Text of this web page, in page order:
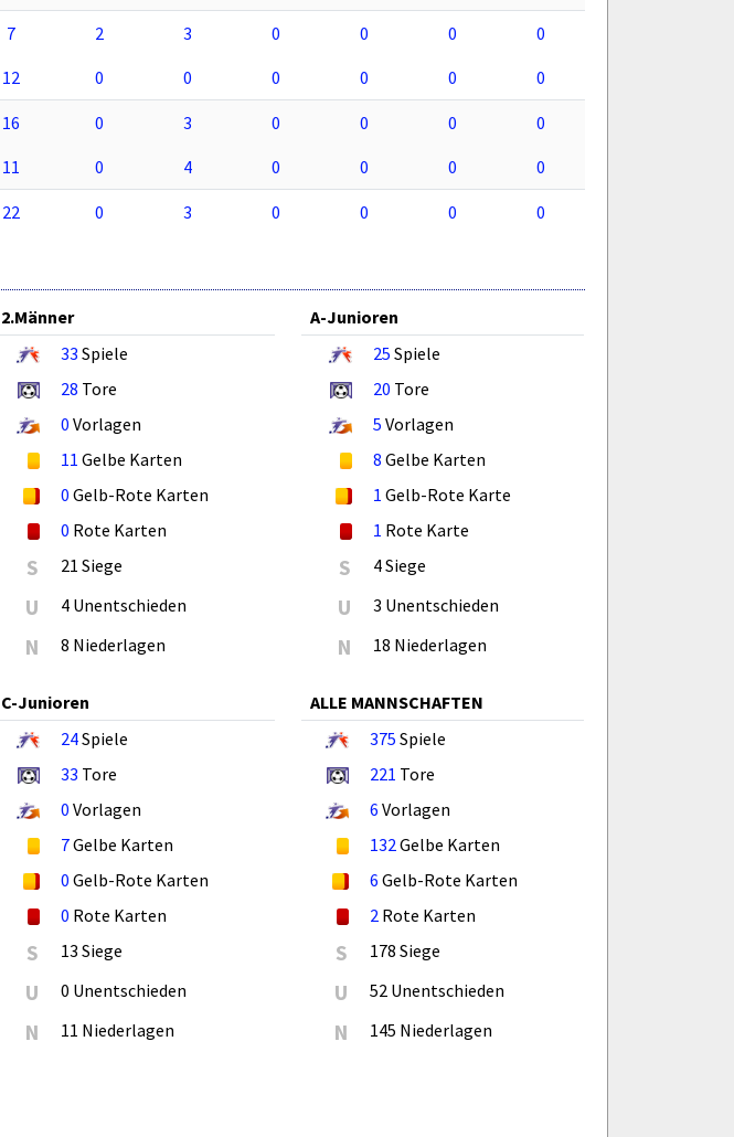
7 2 3 0 0 0
0
12 0 0 0 0 0 0
16 0 3 0 0 0
0
11 0 4 0 0 0 0
22 0 3 0 0 0 0
2.Männer
33 Spiele
28 Tore
0 Vorlagen
11 Gelbe Karten
0 Gelb-Rote Karten
0 Rote Karten
S 21 Siege
U 4 Unentschieden
N 8 Niederlagen
A-Junioren
25 Spiele
20 Tore
5 Vorlagen
8 Gelbe Karten
1 Gelb-Rote Karte
1 Rote Karte
S 4 Siege
U 3 Unentschieden
N 18 Niederlagen
C-Junioren
24Spiele
33 Tore
0 Vorlagen
7Gelbe Karten
0 Gelb-Rote Karten
0 Rote Karten
S 13 Siege
U 0 Unentschieden
N 11 Niederlagen
ALLE MANNSCHAFTEN
375 Spiele
221 Tore
6 Vorlagen
132Gelbe Karten
6 Gelb-Rote Karten
2 Rote Karten
S 178 Siege
U 52 Unentschieden
N 145 Niederlagen